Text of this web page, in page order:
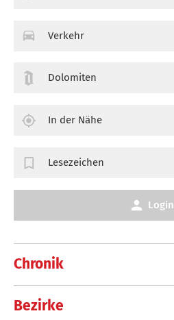
Chronik
Bezirke
Verkehr
Dolomiten
In der Nähe
Lesezeichen
Login